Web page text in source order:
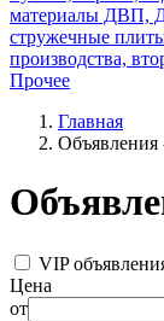
материалы ДВП,
стружечные
производства,
Прочее
Главная
Объявления
VIP
Цена
от